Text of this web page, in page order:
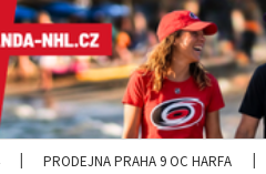
PRODEJNA PRAHA 9 OC HARFA